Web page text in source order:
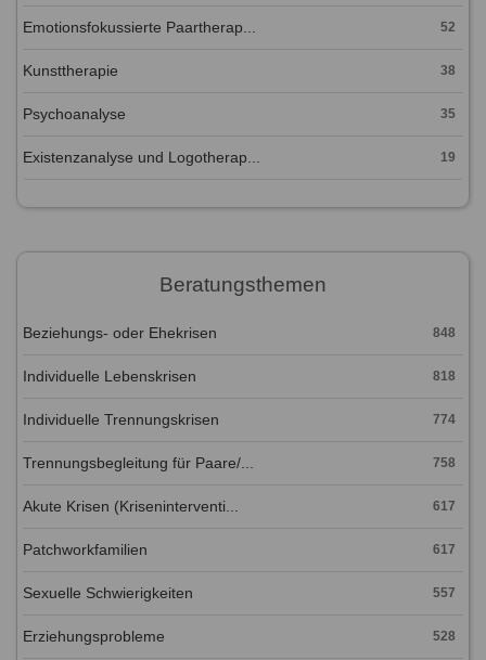
Emotionsfokussierte Paartherap... 52
Kunsttherapie 38
Psychoanalyse 35
Existenzanalyse und Logotherap... 19
Beratungsthemen
Beziehungs- oder Ehekrisen 848
Individuelle Lebenskrisen 818
Individuelle Trennungskrisen 774
Trennungsbegleitung für Paare/... 758
Akute Krisen (Kriseninterventi... 617
Patchworkfamilien 617
Sexuelle Schwierigkeiten 557
Erziehungsprobleme 528